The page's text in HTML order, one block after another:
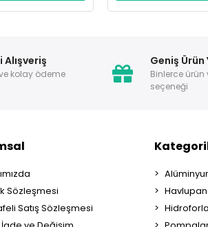
Alışveriş
kolay ödeme
Geniş
Binlerce
seçeneği
Sözleşmesi
Satış Sözleşmesi
Havlupan